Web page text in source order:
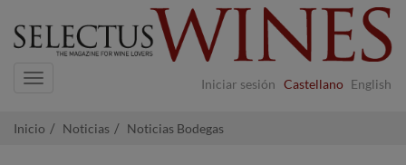
Iniciar sesión Castellano English
Navigation
Inicio Noticias Noticias Bodegas